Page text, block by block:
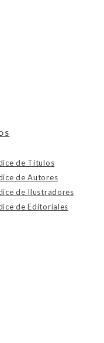
de Títulos
de Autores
de Ilustradores
de Editoriales